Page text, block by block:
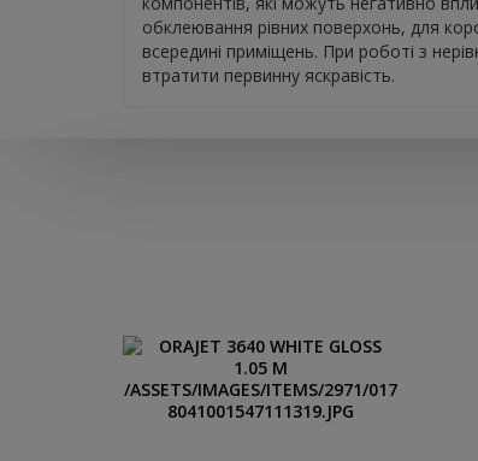
обклеювання рівних поверхонь, для
всередині приміщень. При роботі з
втратити первинну яскравість.